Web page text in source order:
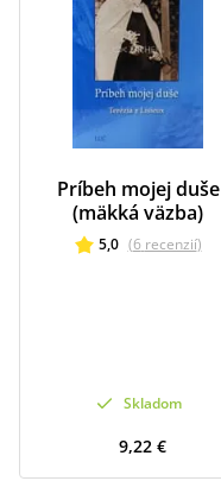
Príbeh mojej duše
(mäkká väzba)
5,0 (6 recenzií)
Skladom
9,22 €